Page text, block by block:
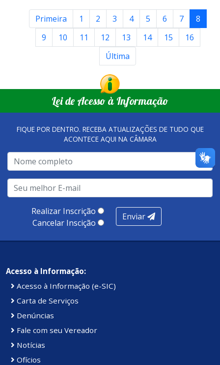
Primeira 1 2 3 4 5 6 7
8
9
10 11 12 13 14 15
16
Última
Lei de Acesso à Informação
FIQUE POR DENTRO. RECEBA ATUALIZAÇÕES DE TUDO QUE
ACONTECE AQUI NA CÂMARA
Realizar Inscrição
Cancelar Inscição
Enviar
Acesso à Informação:
Acesso à Informação (e-SIC)
Carta de Serviços
Denúncias
Fale com seu Vereador
Notícias
Ofícios